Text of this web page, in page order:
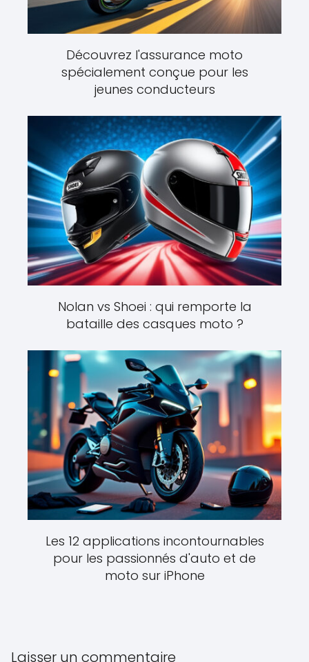
Découvrez l'assurance moto
spécialement conçue pour les
jeunes conducteurs
Nolan vs Shoei : qui remporte la
bataille des casques moto ?
Les 12 applications incontournables
pour les passionnés d'auto et de
moto sur iPhone
Laisser un commentaire